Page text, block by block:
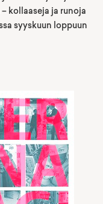
kollaaseja ja runoja
syyskuun loppuun